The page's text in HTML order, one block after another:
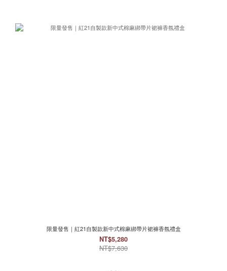
限量發售｜紅21自製款新中式棉麻綁帶片裙褲香氛禮盒
NT$5,280
NT$7,630